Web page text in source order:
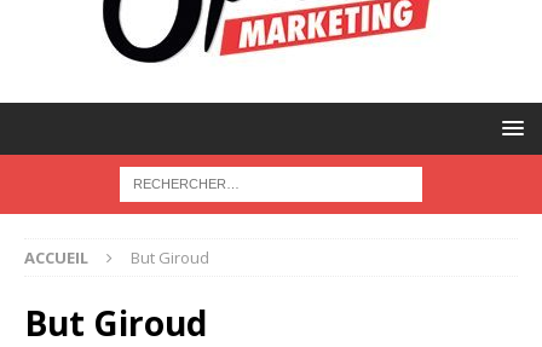
ACCUEIL But Giroud
But Giroud